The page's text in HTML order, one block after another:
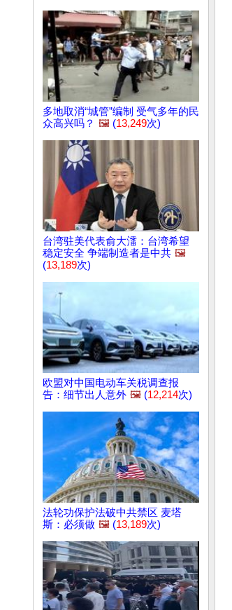
多地取消“城管”编制 受气多年的民
众高兴吗？ 🖼️ (13,249次)
台湾驻美代表俞大㵢：台湾希望
稳定安全 争端制造者是中共 🖼️
(13,189次)
欧盟对中国电动车关税调查报
告：细节出人意外 🖼️ (12,214次)
法轮功保护法破中共禁区 麦塔
斯：必须做 🖼️ (13,189次)